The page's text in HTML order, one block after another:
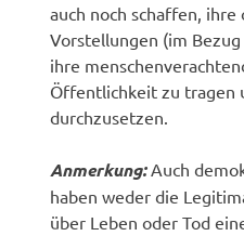
auch noch schaffen,
Vorstellungen (im
ihre
Öffentlichkeit zu tragen
durchzusetzen.
Anmerkung:Auch
haben weder die
über Leben oder Tod